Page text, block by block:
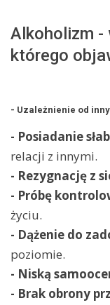
Alkoholizm -
którego
- Uzależnienie od
- Posiadanie
relacji z innymi.
- Rezygnację z
- Próbę
życiu.
- Dążenie do
poziomie.
- Niską
- Brak obrony